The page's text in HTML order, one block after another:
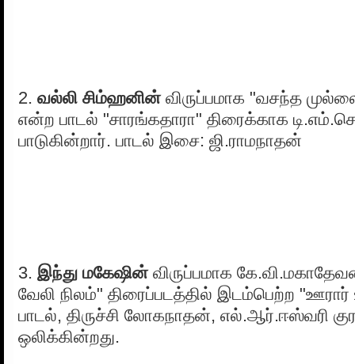
2. வல்லி சிம்ஹனின்விருப்பமாக "வசந்த
என்ற பாடல் "சாரங்கதாரா" திரைக்காக
பாடுகின்றார். பாடல் இசை: ஜி.ராமநாதன்
3. இந்து மகேஷின்விருப்பமாக
வேலி நிலம்" திரைப்படத்தில் இடம்பெற்ற
பாடல், திருச்சி லோகநாதன், எல்.ஆர்.ஈஸ்வரி
ஒலிக்கின்றது.